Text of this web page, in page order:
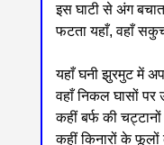
इस घाटी से अंग
फटता यहाँ, वहाँ
यहाँ घनी झुरमुट में
वहाँ निकल घासों पर
कहीं बर्फ की
कहीं किनारों के फूलों